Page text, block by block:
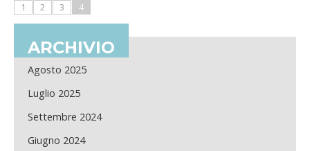
1 2 3 4
ARCHIVIO
Agosto 2025
Luglio 2025
Settembre 2024
Giugno 2024